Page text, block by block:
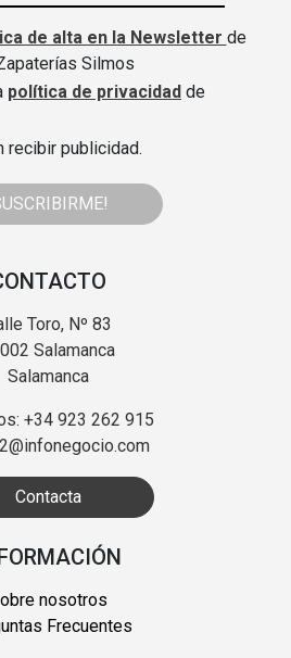
de alta en la Newsletter de
Silmos
política de privacidad de
recibir publicidad.
Toro, Nº 83
Salamanca
Salamanca
+34 923 262 915
Contacta
nosotros
Frecuentes